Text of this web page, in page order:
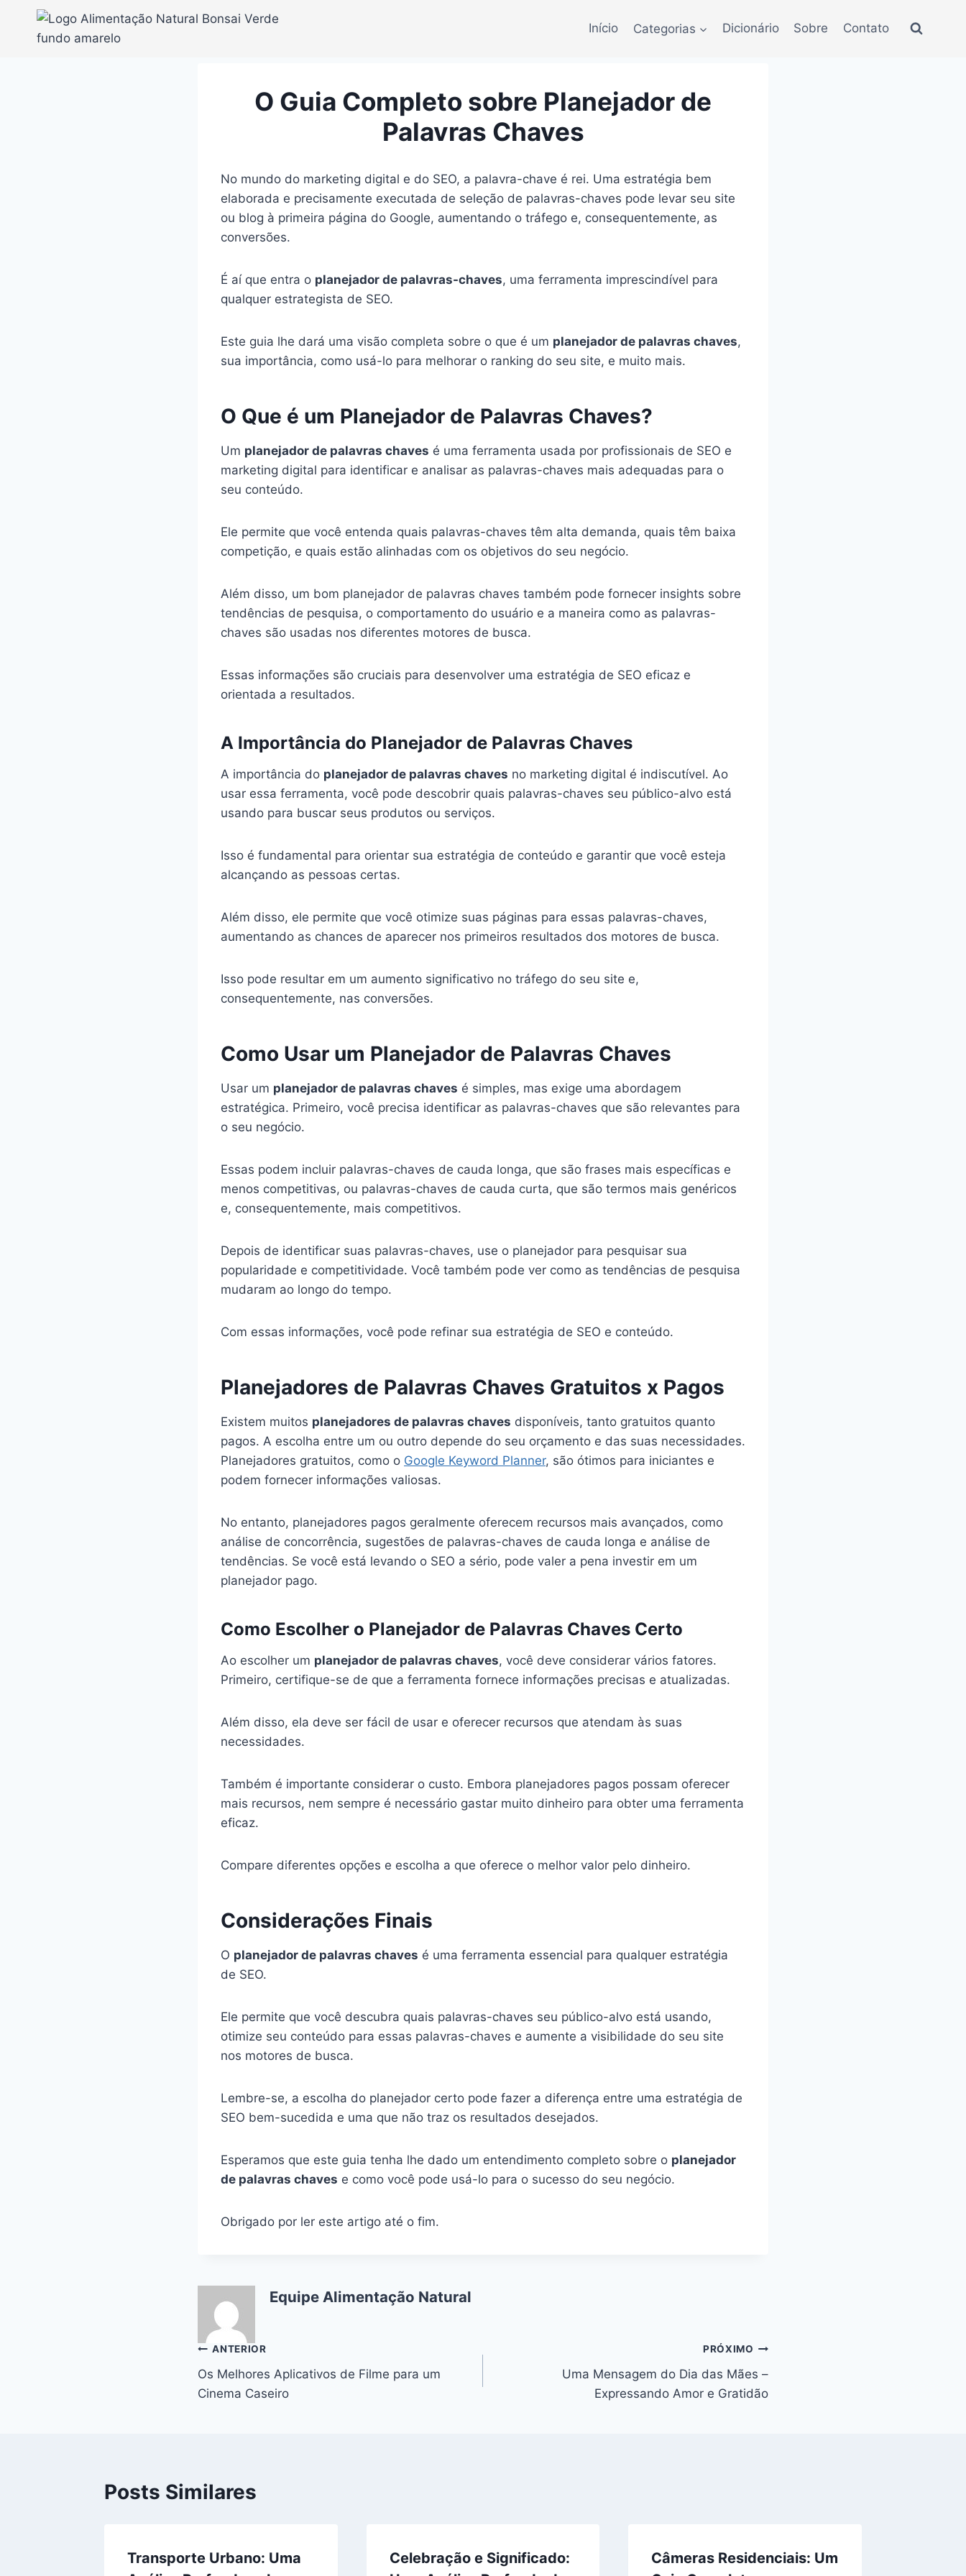
Início Categorias Dicionário Sobre Contato
O Guia Completo sobre Planejador de
Palavras Chaves
No mundo do marketing digital e do SEO, a palavra-chave é rei. Uma estratégia bem
elaborada e precisamente executada de seleção de palavras-chaves pode levar seu site
ou blog à primeira página do Google, aumentando o tráfego e, consequentemente, as
conversões.
É aí que entra o planejador de palavras-chaves, uma ferramenta imprescindível para
qualquer estrategista de SEO.
Este guia lhe dará uma visão completa sobre o que é um planejador de palavras chaves,
sua importância, como usá-lo para melhorar o ranking do seu site, e muito mais.
O Que é um Planejador de Palavras Chaves?
Um planejador de palavras chaves é uma ferramenta usada por profissionais de SEO e
marketing digital para identificar e analisar as palavras-chaves mais adequadas para o
seu conteúdo.
Ele permite que você entenda quais palavras-chaves têm alta demanda, quais têm baixa
competição, e quais estão alinhadas com os objetivos do seu negócio.
Além disso, um bom planejador de palavras chaves também pode fornecer insights sobre
tendências de pesquisa, o comportamento do usuário e a maneira como as palavras-
chaves são usadas nos diferentes motores de busca.
Essas informações são cruciais para desenvolver uma estratégia de SEO eficaz e
orientada a resultados.
A Importância do Planejador de Palavras Chaves
A importância do planejador de palavras chaves no marketing digital é indiscutível. Ao
usar essa ferramenta, você pode descobrir quais palavras-chaves seu público-alvo está
usando para buscar seus produtos ou serviços.
Isso é fundamental para orientar sua estratégia de conteúdo e garantir que você esteja
alcançando as pessoas certas.
Além disso, ele permite que você otimize suas páginas para essas palavras-chaves,
aumentando as chances de aparecer nos primeiros resultados dos motores de busca.
Isso pode resultar em um aumento significativo no tráfego do seu site e,
consequentemente, nas conversões.
Como Usar um Planejador de Palavras Chaves
Usar um planejador de palavras chaves é simples, mas exige uma abordagem
estratégica. Primeiro, você precisa identificar as palavras-chaves que são relevantes para
o seu negócio.
Essas podem incluir palavras-chaves de cauda longa, que são frases mais específicas e
menos competitivas, ou palavras-chaves de cauda curta, que são termos mais genéricos
e, consequentemente, mais competitivos.
Depois de identificar suas palavras-chaves, use o planejador para pesquisar sua
popularidade e competitividade. Você também pode ver como as tendências de pesquisa
mudaram ao longo do tempo.
Com essas informações, você pode refinar sua estratégia de SEO e conteúdo.
Planejadores de Palavras Chaves Gratuitos x Pagos
Existem muitos planejadores de palavras chaves disponíveis, tanto gratuitos quanto
pagos. A escolha entre um ou outro depende do seu orçamento e das suas necessidades.
Planejadores gratuitos, como o Google Keyword Planner, são ótimos para iniciantes e
podem fornecer informações valiosas.
No entanto, planejadores pagos geralmente oferecem recursos mais avançados, como
análise de concorrência, sugestões de palavras-chaves de cauda longa e análise de
tendências. Se você está levando o SEO a sério, pode valer a pena investir em um
planejador pago.
Como Escolher o Planejador de Palavras Chaves Certo
Ao escolher um planejador de palavras chaves, você deve considerar vários fatores.
Primeiro, certifique-se de que a ferramenta fornece informações precisas e atualizadas.
Além disso, ela deve ser fácil de usar e oferecer recursos que atendam às suas
necessidades.
Também é importante considerar o custo. Embora planejadores pagos possam oferecer
mais recursos, nem sempre é necessário gastar muito dinheiro para obter uma ferramenta
eficaz.
Compare diferentes opções e escolha a que oferece o melhor valor pelo dinheiro.
Considerações Finais
O planejador de palavras chaves é uma ferramenta essencial para qualquer estratégia
de SEO.
Ele permite que você descubra quais palavras-chaves seu público-alvo está usando,
otimize seu conteúdo para essas palavras-chaves e aumente a visibilidade do seu site
nos motores de busca.
Lembre-se, a escolha do planejador certo pode fazer a diferença entre uma estratégia de
SEO bem-sucedida e uma que não traz os resultados desejados.
Esperamos que este guia tenha lhe dado um entendimento completo sobre o planejador
de palavras chaves e como você pode usá-lo para o sucesso do seu negócio.
Obrigado por ler este artigo até o fim.
Equipe Alimentação Natural
Navegação
de
ANTERIOR
Os Melhores Aplicativos de Filme para um
Cinema Caseiro
PRÓXIMO
Uma Mensagem do Dia das Mães –
Expressando Amor e Gratidão
Posts Similares
Transporte Urbano: Uma
Celebração e Significado:
Câmeras Residenciais: Um